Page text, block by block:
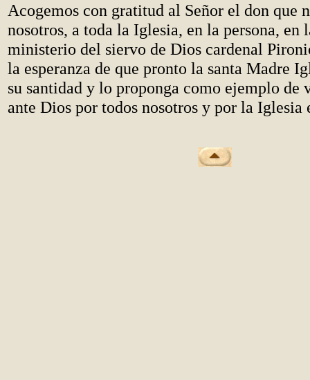
Acogemos con gratitud al Señor el don que
nosotros, a toda la Iglesia, en la persona, en
ministerio del siervo de Dios cardenal
la esperanza de que pronto la santa Madre
su santidad y lo proponga como ejemplo de
ante Dios por todos nosotros y por la Iglesia